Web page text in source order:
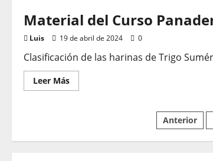
Material del Curso
Luis 19 de abril de 2024 0
Clasificación de las harinas de Trigo
Leer MásLeer
más
de
Anterior